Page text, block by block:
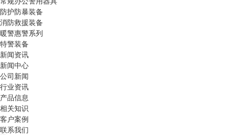
防护防暴装备
消防救援装备
暖警惠警系列
特警装备
新闻资讯
新闻中心
公司新闻
行业资讯
产品信息
相关知识
客户案例
联系我们